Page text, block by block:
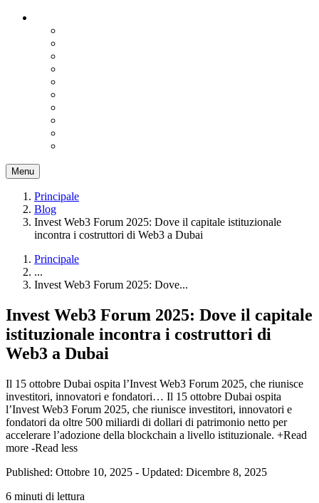
Menu
Principale
Blog
Invest Web3 Forum 2025: Dove il capitale istituzionale
incontra i costruttori di Web3 a Dubai
Principale
...
Invest Web3 Forum 2025: Dove...
Invest Web3 Forum 2025: Dove il capitale
istituzionale incontra i costruttori di
Web3 a Dubai
Il 15 ottobre Dubai ospita l’Invest Web3 Forum 2025, che riunisce
investitori, innovatori e fondatori… Il 15 ottobre Dubai ospita
l’Invest Web3 Forum 2025, che riunisce investitori, innovatori e
fondatori da oltre 500 miliardi di dollari di patrimonio netto per
accelerare l’adozione della blockchain a livello istituzionale. +Read
more -Read less
Published: Ottobre 10, 2025 - Updated: Dicembre 8, 2025
6 minuti di lettura